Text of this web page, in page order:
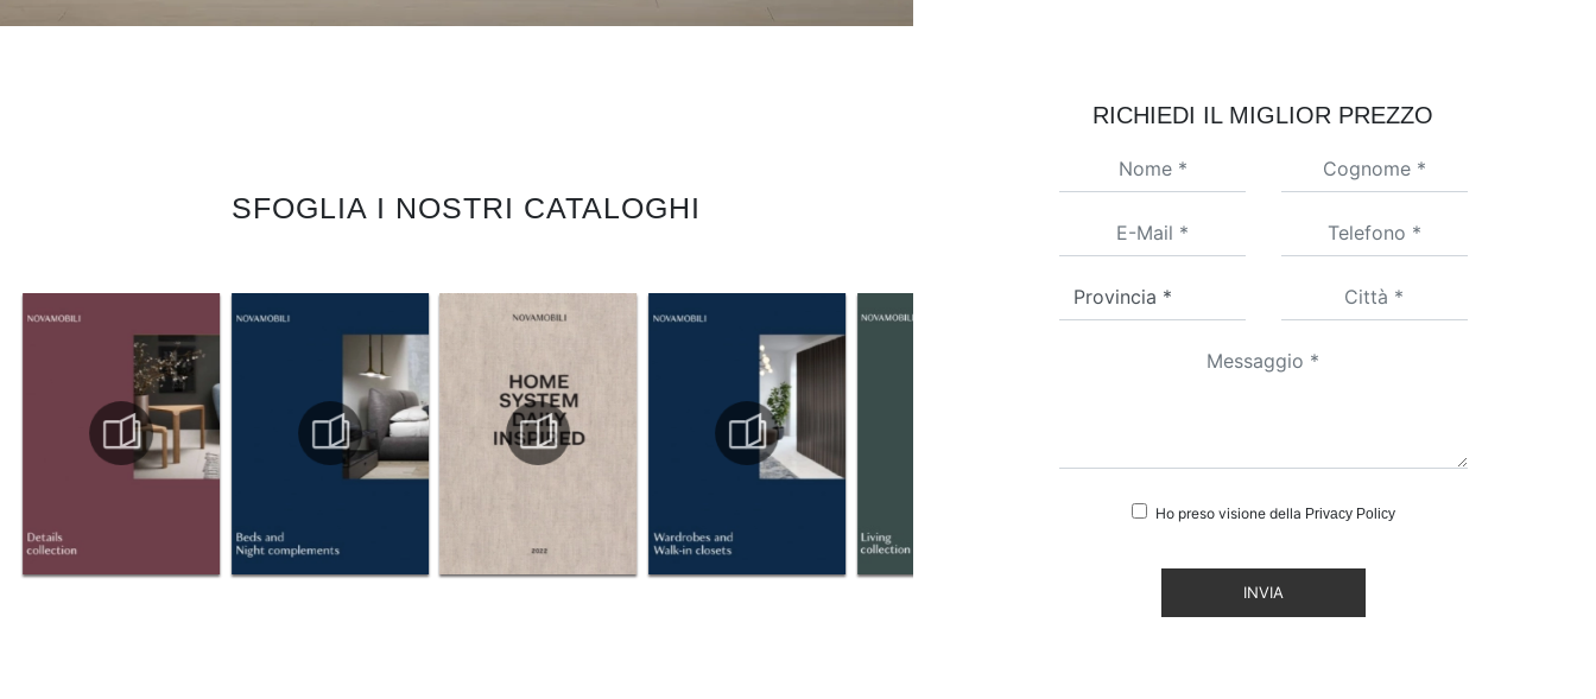
SFOGLIA I NOSTRI CATALOGHI
RICHIEDI IL MIGLIOR PREZZO
Ho preso visione della Privacy Policy
INVIA